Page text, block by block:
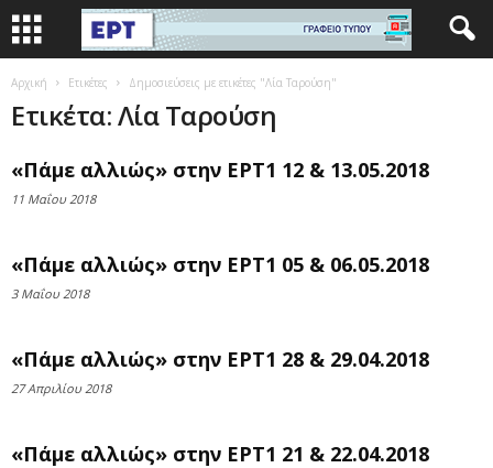
Αρχική Ετικέτες Δημοσιεύσεις με ετικέτες "Λία Ταρούση"
Ετικέτα: Λία Ταρούση
«Πάμε αλλιώς» στην ΕΡΤ1 12 & 13.05.2018
11 Μαΐου 2018
«Πάμε αλλιώς» στην ΕΡΤ1 05 & 06.05.2018
3 Μαΐου 2018
«Πάμε αλλιώς» στην ΕΡΤ1 28 & 29.04.2018
27 Απριλίου 2018
«Πάμε αλλιώς» στην ΕΡΤ1 21 & 22.04.2018